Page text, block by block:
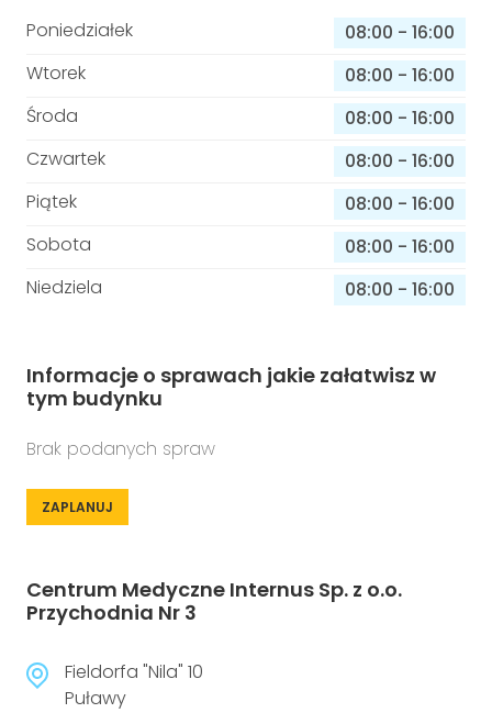
Poniedziałek 08:00 - 16:00
Wtorek
08:00 - 16:00
Środa
08:00 - 16:00
Czwartek
08:00 - 16:00
Piątek
08:00 - 16:00
Sobota
08:00 - 16:00
Niedziela
08:00 - 16:00
Informacje o sprawach jakie załatwisz w
tym budynku
Brak podanych spraw
ZAPLANUJ
Centrum Medyczne Internus Sp. z o.o.
Przychodnia Nr 3
Fieldorfa "Nila" 10
Puławy